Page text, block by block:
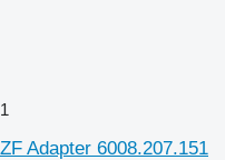
1
ZF Adapter 6008.207.151